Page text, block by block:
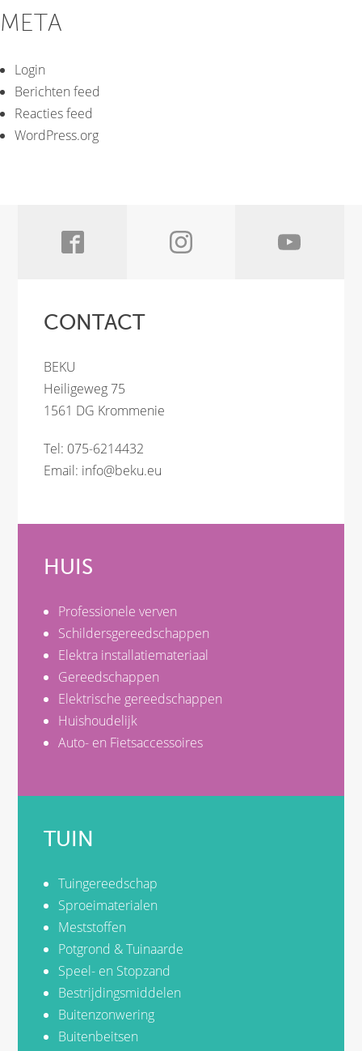
META
Login
Berichten feed
Reacties feed
WordPress.org
CONTACT
BEKU
Heiligeweg 75
1561 DG Krommenie
Tel: 075-6214432
Email: info@beku.eu
HUIS
Professionele verven
Schildersgereedschappen
Elektra installatiemateriaal
Gereedschappen
Elektrische gereedschappen
Huishoudelijk
Auto- en Fietsaccessoires
TUIN
Tuingereedschap
Sproeimaterialen
Meststoffen
Potgrond & Tuinaarde
Speel- en Stopzand
Bestrijdingsmiddelen
Buitenzonwering
Buitenbeitsen